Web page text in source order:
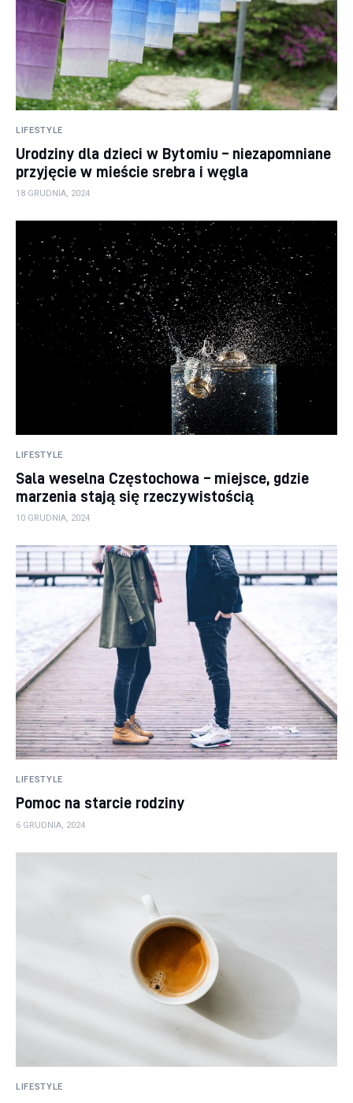
LIFESTYLE
Urodziny dla dzieci w Bytomiu – niezapomniane
przyjęcie w mieście srebra i węgla
18 GRUDNIA, 2024
LIFESTYLE
Sala weselna Częstochowa – miejsce, gdzie
marzenia stają się rzeczywistością
10 GRUDNIA, 2024
LIFESTYLE
Pomoc na starcie rodziny
6 GRUDNIA, 2024
LIFESTYLE